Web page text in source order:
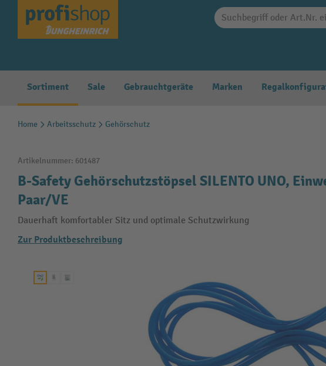
Zur Hauptnavigation springen
Sortiment Sale Gebrauchtgeräte Marken
Home Arbeitsschutz Gehörschutz
Artikelnummer: 601487
B-Safety Gehörschutzstöpsel SILENTO UNO,
Paar/VE
Dauerhaft komfortabler Sitz und optimale Schutzwirkung
Zur Produktbeschreibung